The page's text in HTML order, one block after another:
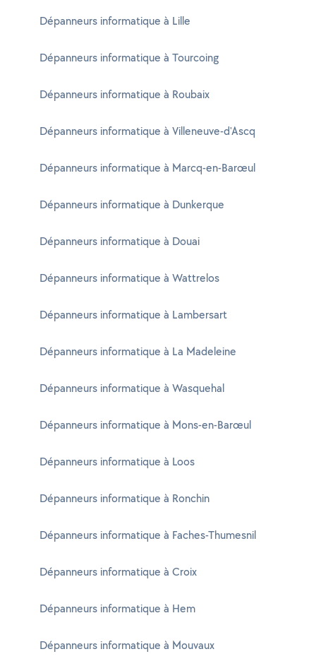
Dépanneurs informatique à Lille
Dépanneurs informatique à Tourcoing
Dépanneurs informatique à Roubaix
Dépanneurs informatique à Villeneuve-d'Ascq
Dépanneurs informatique à Marcq-en-Barœul
Dépanneurs informatique à Dunkerque
Dépanneurs informatique à Douai
Dépanneurs informatique à Wattrelos
Dépanneurs informatique à Lambersart
Dépanneurs informatique à La Madeleine
Dépanneurs informatique à Wasquehal
Dépanneurs informatique à Mons-en-Barœul
Dépanneurs informatique à Loos
Dépanneurs informatique à Ronchin
Dépanneurs informatique à Faches-Thumesnil
Dépanneurs informatique à Croix
Dépanneurs informatique à Hem
Dépanneurs informatique à Mouvaux